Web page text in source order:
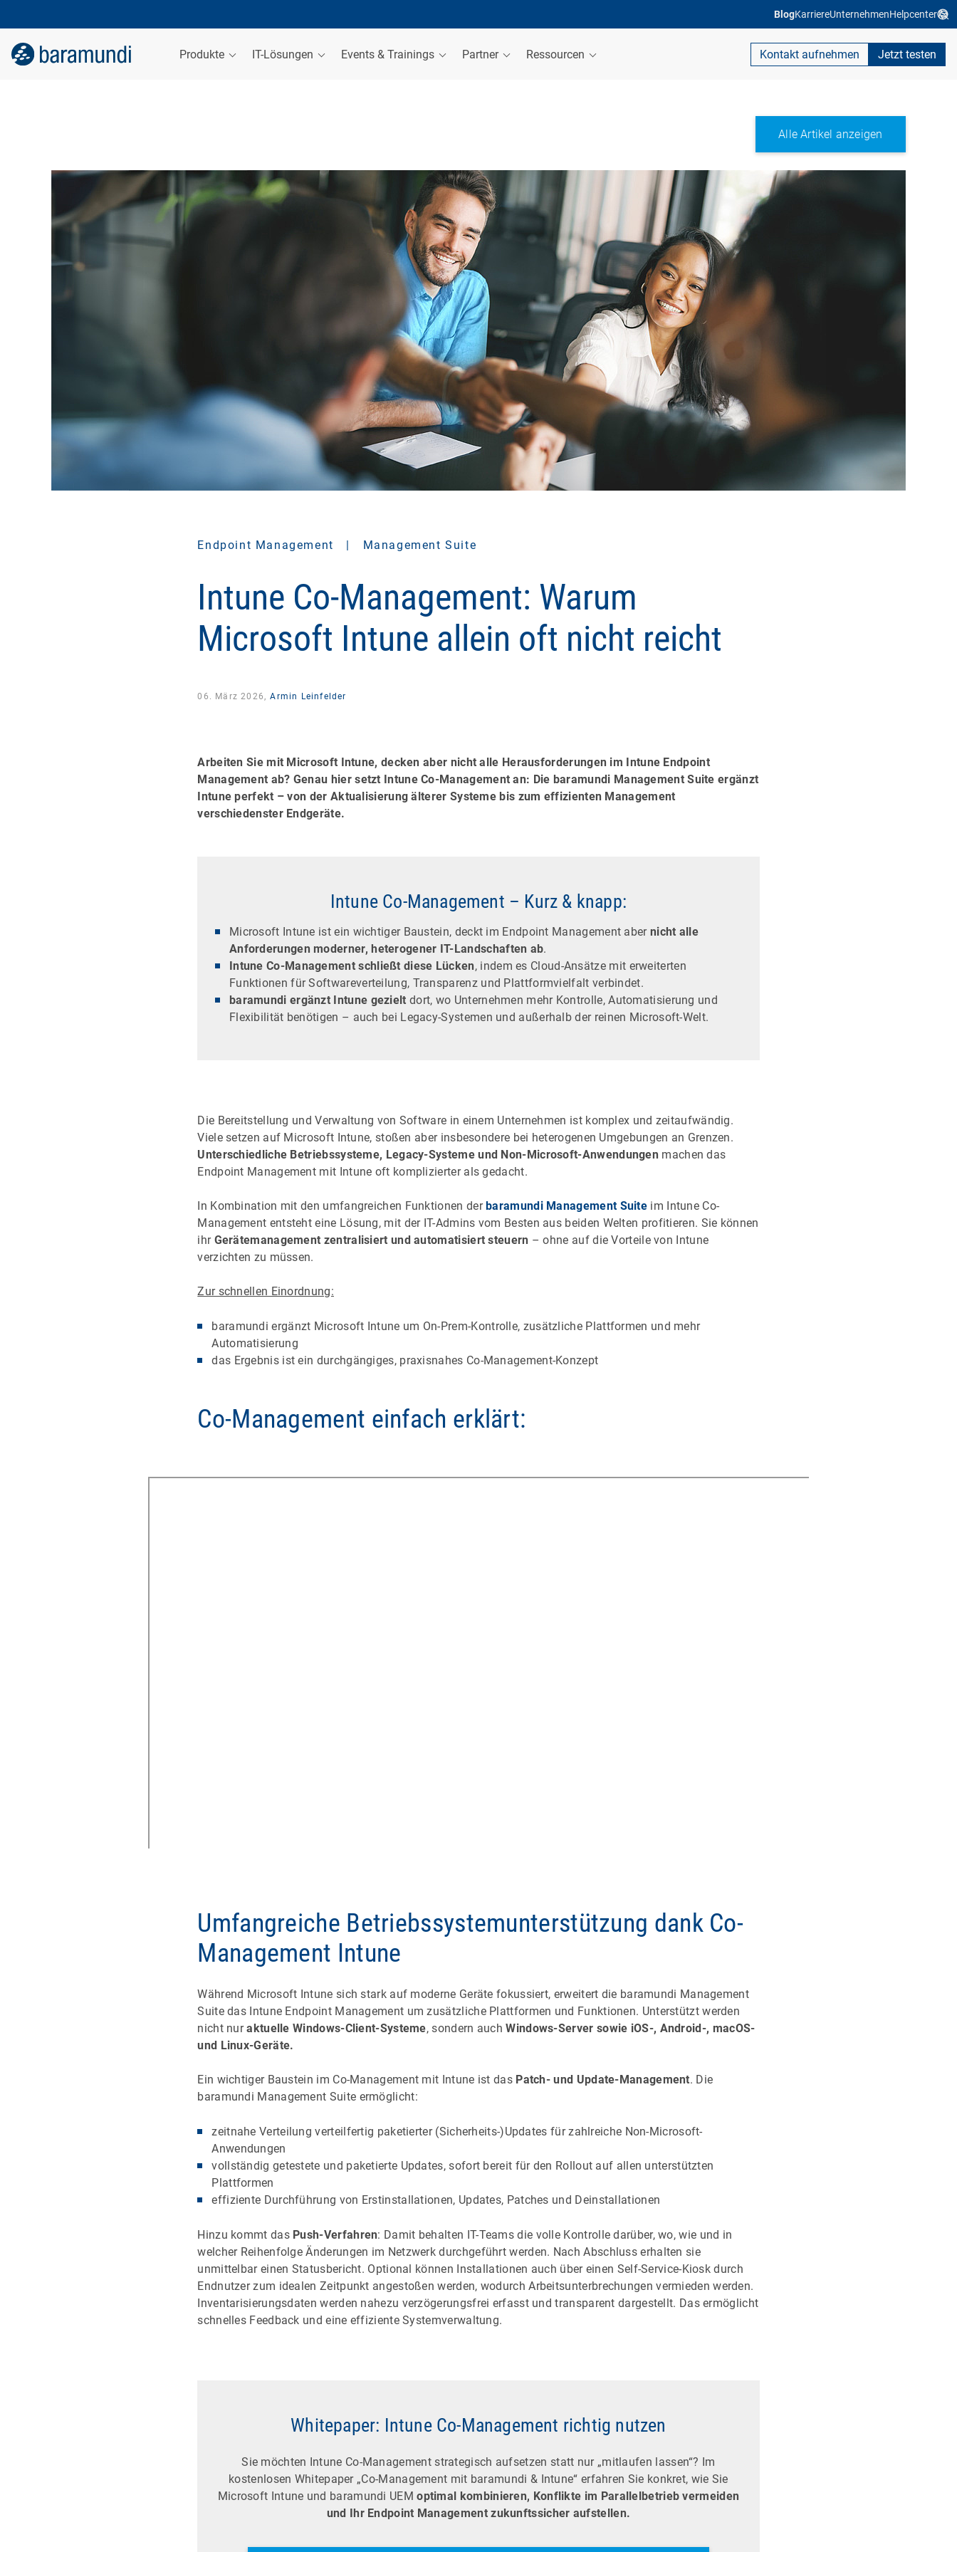
BlogKarriereUnternehmenHelpcenter
Produkte IT-Lösungen Events & Trainings Partner Ressourcen Kontakt aufnehmen Jetzt testen
Alle Artikel anzeigen
Endpoint Management | Management Suite
Intune Co-Management: Warum
Microsoft Intune allein oft nicht reicht
06. März 2026, Armin Leinfelder
Arbeiten Sie mit Microsoft Intune, decken aber nicht alle Herausforderungen im Intune Endpoint
Management ab? Genau hier setzt Intune Co-Management an: Die baramundi Management Suite ergänzt
Intune perfekt – von der Aktualisierung älterer Systeme bis zum effizienten Management
verschiedenster Endgeräte.
Intune Co-Management – Kurz & knapp:
Microsoft Intune ist ein wichtiger Baustein, deckt im Endpoint Management aber nicht alle
Anforderungen moderner, heterogener IT-Landschaften ab.
Intune Co-Management schließt diese Lücken, indem es Cloud-Ansätze mit erweiterten
Funktionen für Softwareverteilung, Transparenz und Plattformvielfalt verbindet.
baramundi ergänzt Intune gezielt dort, wo Unternehmen mehr Kontrolle, Automatisierung und
Flexibilität benötigen – auch bei Legacy-Systemen und außerhalb der reinen Microsoft-Welt.
Die Bereitstellung und Verwaltung von Software in einem Unternehmen ist komplex und zeitaufwändig.
Viele setzen auf Microsoft Intune, stoßen aber insbesondere bei heterogenen Umgebungen an Grenzen.
Unterschiedliche Betriebssysteme, Legacy-Systeme und Non-Microsoft-Anwendungen machen das
Endpoint Management mit Intune oft komplizierter als gedacht.
In Kombination mit den umfangreichen Funktionen derbaramundi Management Suite im Intune Co-
Management entsteht eine Lösung, mit der IT-Admins vom Besten aus beiden Welten profitieren. Sie können
ihr Gerätemanagement zentralisiert und automatisiert steuern – ohne auf die Vorteile von Intune
verzichten zu müssen.
Zur schnellen Einordnung:
baramundi ergänzt Microsoft Intune um On-Prem-Kontrolle, zusätzliche Plattformen und mehr
Automatisierung
das Ergebnis ist ein durchgängiges, praxisnahes Co-Management-Konzept
Co-Management einfach erklärt:
Umfangreiche Betriebssystemunterstützung dank Co-
Management Intune
Während Microsoft Intune sich stark auf moderne Geräte fokussiert, erweitert die baramundi Management
Suite das Intune Endpoint Management um zusätzliche Plattformen und Funktionen. Unterstützt werden
nicht nuraktuelle Windows-Client-Systeme, sondern auchWindows-Server sowie iOS-, Android-, macOS-
und Linux-Geräte.
Ein wichtiger Baustein im Co-Management mit Intune ist das Patch- und Update-Management. Die
baramundi Management Suite ermöglicht:
zeitnahe Verteilung verteilfertig paketierter (Sicherheits-)Updates für zahlreiche Non-Microsoft-
Anwendungen
vollständig getestete und paketierte Updates, sofort bereit für den Rollout auf allen unterstützten
Plattformen
effiziente Durchführung von Erstinstallationen, Updates, Patches und Deinstallationen
Hinzu kommt das Push-Verfahren: Damit behalten IT-Teams die volle Kontrolle darüber, wo, wie und in
welcher Reihenfolge Änderungen im Netzwerk durchgeführt werden. Nach Abschluss erhalten sie
unmittelbar einen Statusbericht. Optional können Installationen auch über einen Self-Service-Kiosk durch
Endnutzer zum idealen Zeitpunkt angestoßen werden, wodurch Arbeitsunterbrechungen vermieden werden.
Inventarisierungsdaten werden nahezu verzögerungsfrei erfasst und transparent dargestellt. Das ermöglicht
schnelles Feedback und eine effiziente Systemverwaltung.
Whitepaper: Intune Co-Management richtig nutzen
Sie möchten Intune Co-Management strategisch aufsetzen statt nur „mitlaufen lassen“? Im
kostenlosen Whitepaper „Co-Management mit baramundi & Intune“ erfahren Sie konkret, wie Sie
Microsoft Intune und baramundi UEMoptimal kombinieren, Konflikte im Parallelbetrieb vermeiden
und Ihr Endpoint Management zukunftssicher aufstellen.